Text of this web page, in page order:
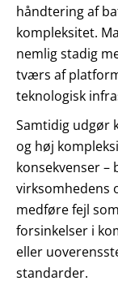
håndtering af
kompleksitet.
nemlig stadig
tværs af
teknologisk
Samtidig udgør
og høj
konsekvenser –
virksomhedens
medføre fejl
forsinkelser i
eller
standarder.